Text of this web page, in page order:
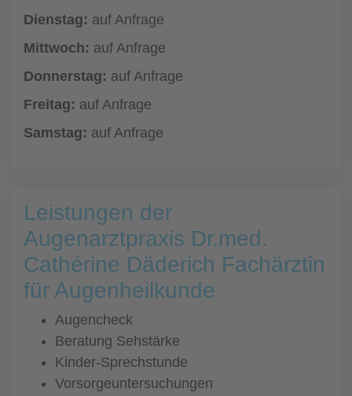
Dienstag: auf Anfrage
Mittwoch: auf Anfrage
Donnerstag: auf Anfrage
Freitag: auf Anfrage
Samstag: auf Anfrage
Leistungen der
Augenarztpraxis Dr.med.
Cathérine Däderich Fachärztin
für Augenheilkunde
Augencheck
Beratung Sehstärke
Kinder-Sprechstunde
Vorsorgeuntersuchungen